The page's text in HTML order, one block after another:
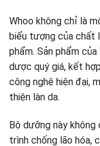
Whoo không chỉ là
biểu tượng của chất
phẩm. Sản phẩm
dược quý giá, kết
công nghệ hiện đại,
thiện làn da.
Bộ dưỡng này
trình chống lão hóa,